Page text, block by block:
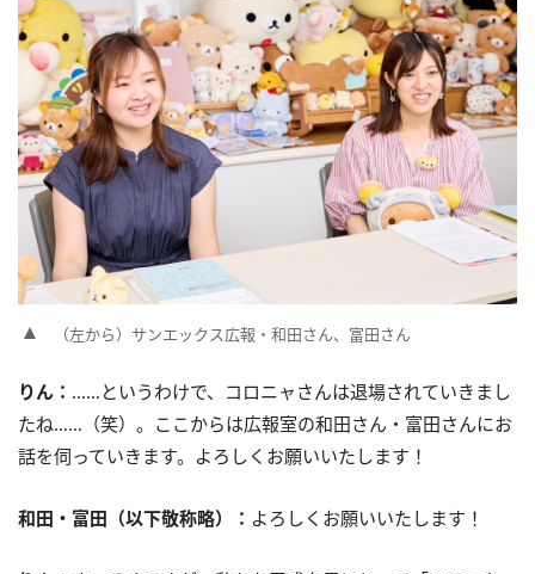
（左から）サンエックス広報・和田さん、富田さん
りん： ……というわけで、コロニャさんは退場されていきまし
たね……（笑）。ここからは広報室の和田さん・富田さんにお
話を伺っていきます。よろしくお願いいたします！
和田・富田（以下敬称略）： よろしくお願いいたします！